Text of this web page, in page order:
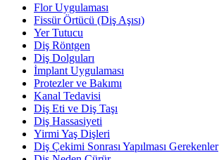
Flor Uygulaması
Fissür Örtücü (Diş Aşısı)
Yer Tutucu
Diş Röntgen
Diş Dolguları
İmplant Uygulaması
Protezler ve Bakımı
Kanal Tedavisi
Diş Eti ve Diş Taşı
Diş Hassasiyeti
Yirmi Yaş Dişleri
Diş Çekimi Sonrası Yapılması Gerekenler